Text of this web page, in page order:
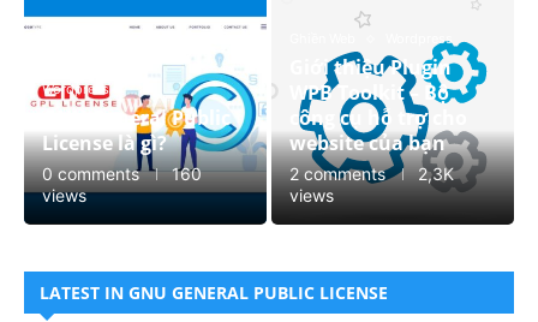
Wordpress
GNU General Public
License là gì?
0 comments
160
views
Wordpress
Giới thiệu Plugin
WPB Toolkit – Bộ
công cụ hỗ trợ cho
website của bạn
2 comments
2,3K
views
LATEST IN GNU GENERAL PUBLIC LICENSE